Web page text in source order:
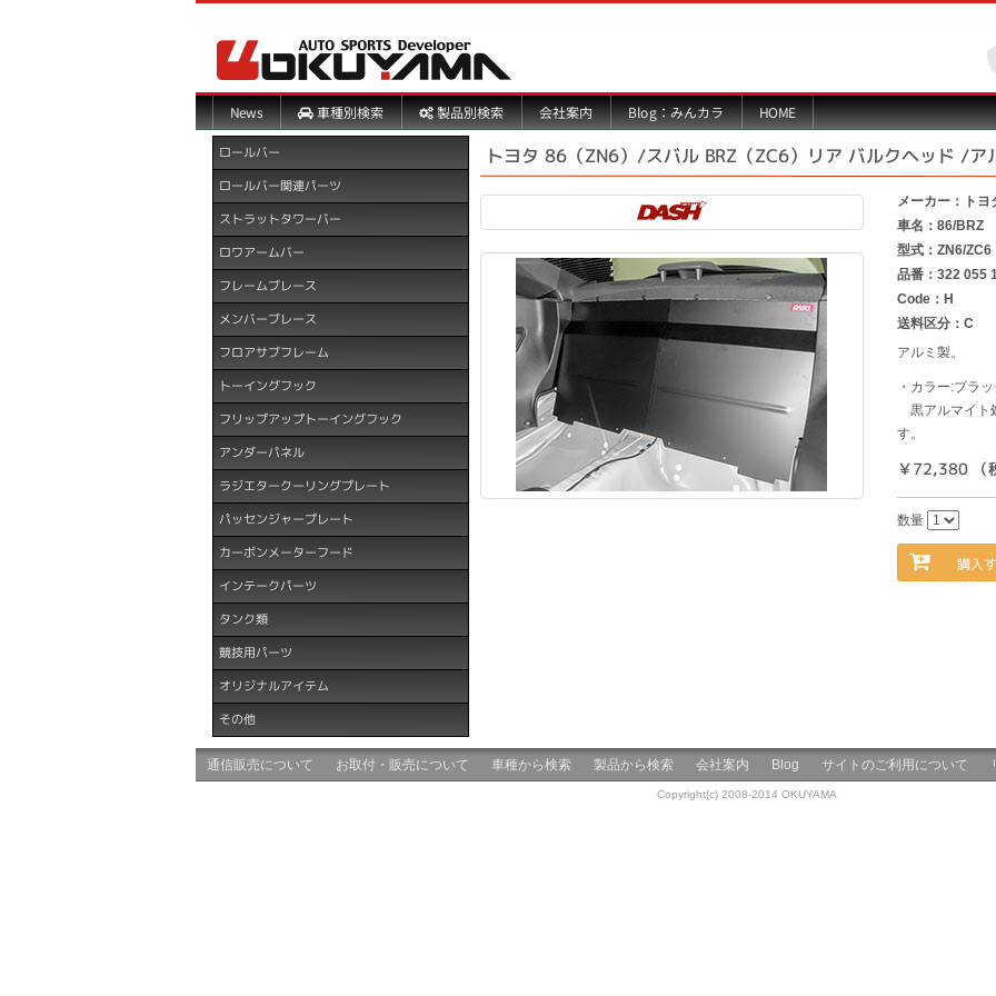
News 車種別検索 製品別検索 会社案内 Blog：みんカラ HOME
トヨタ 86（ZN6）/スバル BRZ（ZC6）リア バルクヘッド /ア
メーカー：トヨ
車名：86/BRZ
型式：ZN6/ZC6
品番：322 055
Code：H
送料区分：C
アルミ製。
・カラー:ブラッ
黒アルマイト
す。
￥72,380 （
数量
購入
ロールバー
ロールバー関連パーツ
ストラットタワーバー
ロワアームバー
フレームブレース
メンバーブレース
フロアサブフレーム
トーイングフック
フリップアップトーイングフック
アンダーパネル
ラジエタークーリングプレート
パッセンジャープレート
カーボンメーターフード
インテークパーツ
タンク類
競技用パーツ
オリジナルアイテム
その他
通信販売について お取付・販売について 車種から検索 製品から検索 会社案内 Blog サイトのご利用について
Copyright(c) 2008-2014 OKUYAMA